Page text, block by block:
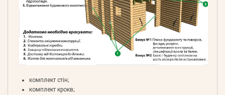
комплект стін;
комплект крокв;